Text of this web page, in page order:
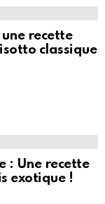
recette
classique
: Une recette
exotique !